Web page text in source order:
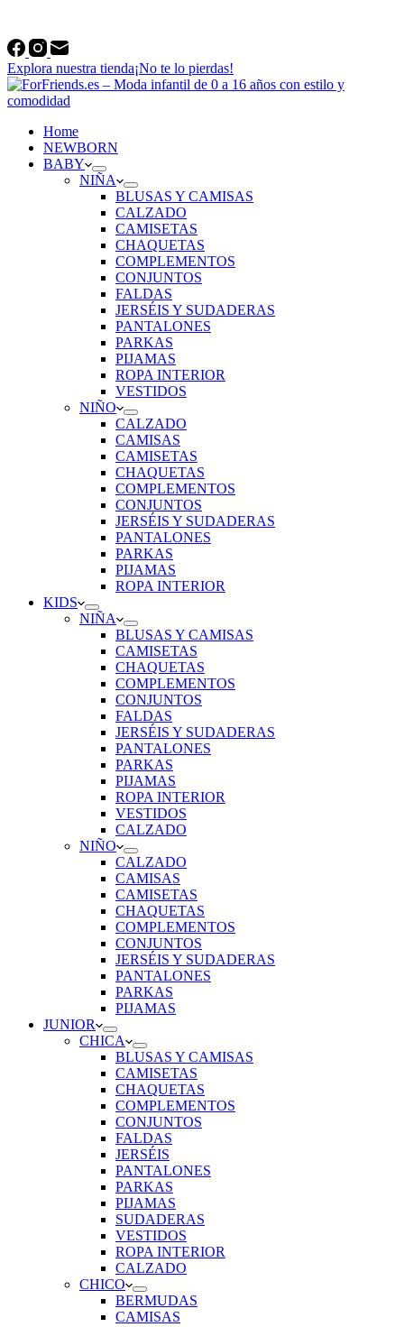
Explora nuestra tienda¡No te lo pierdas!
Home
NEWBORN
BABY
NIÑA
BLUSAS Y CAMISAS
CALZADO
CAMISETAS
CHAQUETAS
COMPLEMENTOS
CONJUNTOS
FALDAS
JERSÉIS Y SUDADERAS
PANTALONES
PARKAS
PIJAMAS
ROPA INTERIOR
VESTIDOS
NIÑO
CALZADO
CAMISAS
CAMISETAS
CHAQUETAS
COMPLEMENTOS
CONJUNTOS
JERSÉIS Y SUDADERAS
PANTALONES
PARKAS
PIJAMAS
ROPA INTERIOR
KIDS
NIÑA
BLUSAS Y CAMISAS
CAMISETAS
CHAQUETAS
COMPLEMENTOS
CONJUNTOS
FALDAS
JERSÉIS Y SUDADERAS
PANTALONES
PARKAS
PIJAMAS
ROPA INTERIOR
VESTIDOS
CALZADO
NIÑO
CALZADO
CAMISAS
CAMISETAS
CHAQUETAS
COMPLEMENTOS
CONJUNTOS
JERSÉIS Y SUDADERAS
PANTALONES
PARKAS
PIJAMAS
JUNIOR
CHICA
BLUSAS Y CAMISAS
CAMISETAS
CHAQUETAS
COMPLEMENTOS
CONJUNTOS
FALDAS
JERSÉIS
PANTALONES
PARKAS
PIJAMAS
SUDADERAS
VESTIDOS
ROPA INTERIOR
CALZADO
CHICO
BERMUDAS
CAMISAS